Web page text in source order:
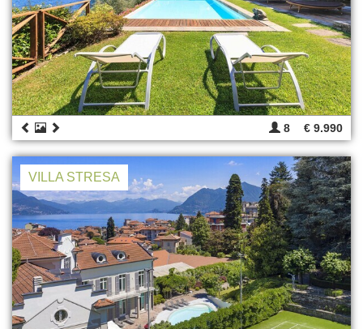
8 € 9.990
VILLA STRESA